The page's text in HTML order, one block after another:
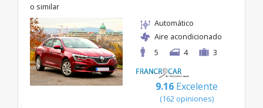
o similar
Automático
Aire acondicionado
5
4 3
9.16 Excelente
(162 opiniones)